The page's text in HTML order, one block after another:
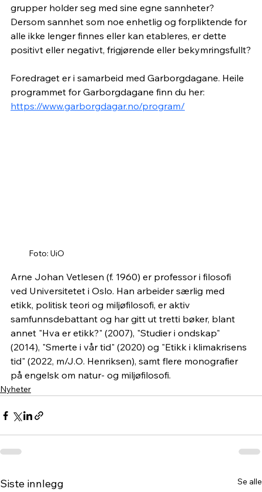
grupper holder seg med sine egne sannheter?
Dersom sannhet som noe enhetlig og forpliktende for
alle ikke lenger finnes eller kan etableres, er dette
positivt eller negativt, frigjørende eller bekymringsfullt?
Foredraget er i samarbeid med Garborgdagane. Heile
programmet for Garborgdagane finn du her:
https://www.garborgdagar.no/program/
Foto: UiO
Arne Johan Vetlesen (f. 1960) er professor i filosofi
ved Universitetet i Oslo. Han arbeider særlig med
etikk, politisk teori og miljøfilosofi, er aktiv
samfunnsdebattant og har gitt ut tretti bøker, blant
annet "Hva er etikk?" (2007), "Studier i ondskap"
(2014), "Smerte i vår tid" (2020) og "Etikk i klimakrisens
tid" (2022, m/J.O. Henriksen), samt flere monografier
på engelsk om natur- og miljøfilosofi.
Nyheter
Siste innlegg Se alle